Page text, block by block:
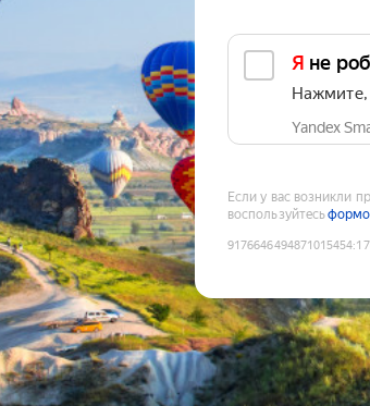
Я не
Нажмите,
Yandex
Если у вас возникли
воспользуйтесь
9176646494871015454: